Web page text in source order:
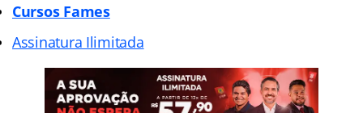
Cursos Fames
Assinatura Ilimitada